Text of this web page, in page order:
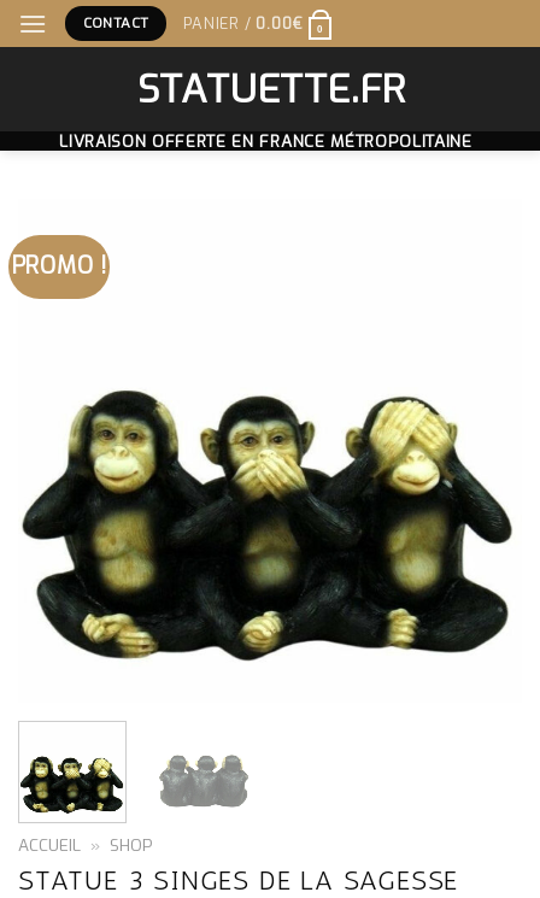
Skip
to
CONTACT PANIER / 0.00€ 0
STATUETTE.FR
LIVRAISON OFFERTE EN FRANCE MÉTROPOLITAINE
PROMO !
ACCUEIL » SHOP
STATUE 3 SINGES DE LA SAGESSE